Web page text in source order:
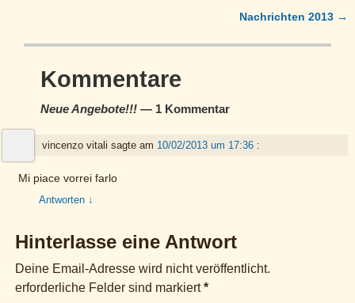
o
o
k
n
m
A
p
Nachrichten 2013 →
Kommentare
Neue Angebote!!!— 1 Kommentar
vincenzo vitali sagte am 10/02/2013 um 17:36 :
Mi piace vorrei farlo
Antworten ↓
Hinterlasse eine Antwort
Deine Email-Adresse wird nicht veröffentlicht.
erforderliche Felder sind markiert*